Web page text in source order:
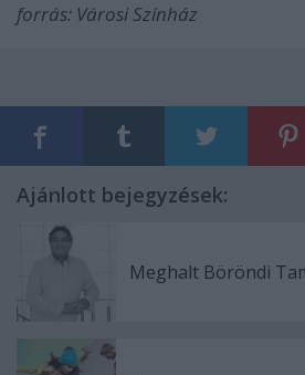
forrás: Városi Színház
Ajánlott bejegyzések:
Meghalt Böröndi